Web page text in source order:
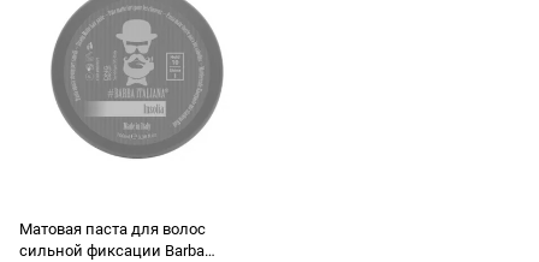
Матовая паста для волос
сильной фиксации Barba